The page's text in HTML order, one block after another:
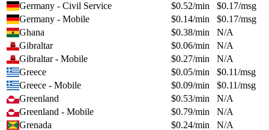
Germany - Civil Service
$0.52/min $0.17/msg
Germany - Mobile
$0.14/min $0.17/msg
Ghana
$0.38/min
N/A
Gibraltar
$0.06/min
N/A
Gibraltar - Mobile
$0.27/min
N/A
Greece
$0.05/min $0.11/msg
Greece - Mobile
$0.09/min $0.11/msg
Greenland
$0.53/min
N/A
Greenland - Mobile
$0.79/min
N/A
Grenada
$0.24/min
N/A